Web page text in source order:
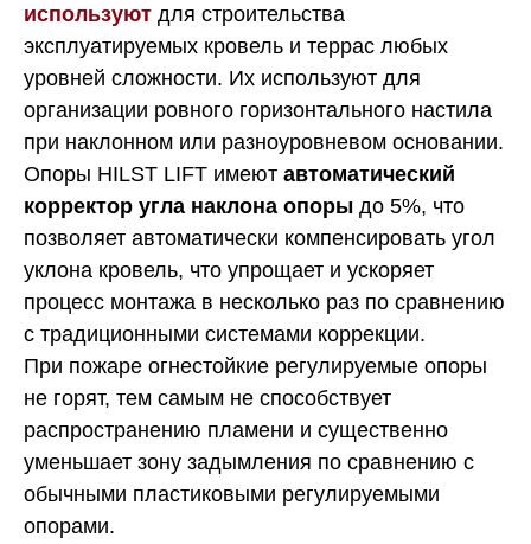
используют для строительства
эксплуатируемых кровель и террас любых
уровней сложности. Их используют для
организации ровного горизонтального настила
при наклонном или разноуровневом основании.
Опоры HILST LIFT имеют автоматический
корректор угла наклона опоры до 5%, что
позволяет автоматически компенсировать угол
уклона кровель, что упрощает и ускоряет
процесс монтажа в несколько раз по сравнению
с традиционными системами коррекции.
При пожаре огнестойкие регулируемые опоры
не горят, тем самым не способствует
распространению пламени и существенно
уменьшает зону задымления по сравнению с
обычными пластиковыми регулируемыми
опорами.